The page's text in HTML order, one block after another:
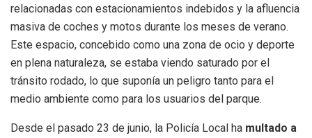
relacionadas con estacionamientos indebidos y la afluencia
masiva de coches y motos durante los meses de verano.
Este espacio, concebido como una zona de ocio y deporte
en plena naturaleza, se estaba viendo saturado por el
tránsito rodado, lo que suponía un peligro tanto para el
medio ambiente como para los usuarios del parque.
Desde el pasado 23 de junio, la Policía Local ha multado a